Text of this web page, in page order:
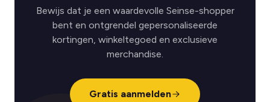
Bewijs dat je een waardevolle Seinse-shopper
bent en ontgrendel gepersonaliseerde
kortingen, winkeltegoed en exclusieve
merchandise.
Gratis aanmelden